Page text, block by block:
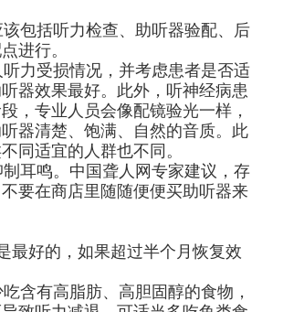
包括听力检查、助听器验配、后
进行。
力受损情况，并考虑患者是否适
器效果最好。此外，听神经病患
，专业人员会像配镜验光一样，
器清楚、饱满、自然的音质。此
同适宜的人群也不同。
耳鸣。中国聋人网专家建议，存
要在商店里随随便便买助听器来
好的，如果超过半个月恢复效
含有高脂肪、高胆固醇的食物，